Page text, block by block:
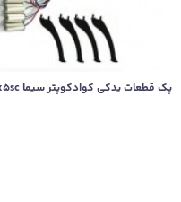
پک قطعات یدکی کوادکوپتر سیما syma x5sw-x5sc